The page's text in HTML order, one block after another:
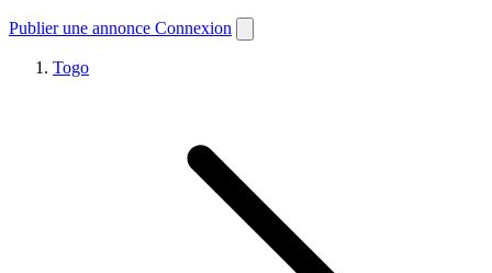
Publier une annonce Connexion
Togo